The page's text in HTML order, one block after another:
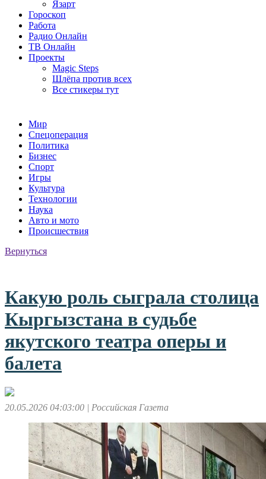
Язарт
Гороскоп
Работа
Радио Онлайн
ТВ Онлайн
Проекты
Magic Steps
Шлёпа против всех
Все стикеры тут
Мир
Спецоперация
Политика
Бизнес
Спорт
Игры
Культура
Технологии
Наука
Авто и мото
Происшествия
Вернуться
Какую роль сыграла столица
Кыргызстана в судьбе
якутского театра оперы и
балета
20.05.2026 04:03:00 | Российская Газета